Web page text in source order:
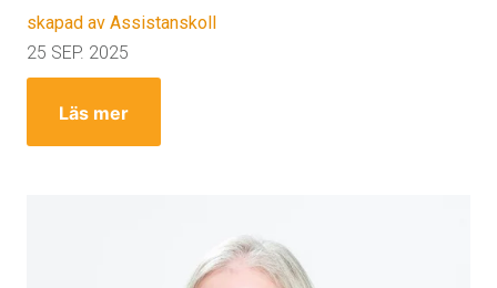
skapad av Assistanskoll
25 SEP. 2025
Läs mer